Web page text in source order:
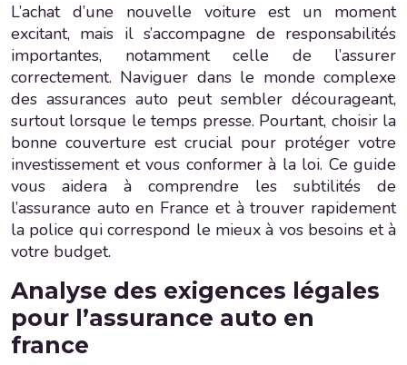
L’achat d’une nouvelle voiture est un moment
excitant, mais il s’accompagne de responsabilités
importantes, notamment celle de l’assurer
correctement. Naviguer dans le monde complexe
des assurances auto peut sembler décourageant,
surtout lorsque le temps presse. Pourtant, choisir la
bonne couverture est crucial pour protéger votre
investissement et vous conformer à la loi. Ce guide
vous aidera à comprendre les subtilités de
l’assurance auto en France et à trouver rapidement
la police qui correspond le mieux à vos besoins et à
votre budget.
Analyse des exigences légales
pour l’assurance auto en
france